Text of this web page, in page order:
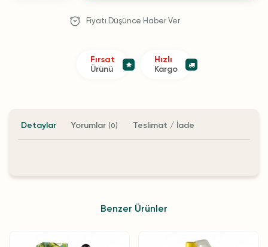
Fiyatı Düşünce Haber Ver
Fırsat
Ürünü
Hızlı
Kargo
Detaylar Yorumlar (0) Teslimat / İade
Benzer Ürünler